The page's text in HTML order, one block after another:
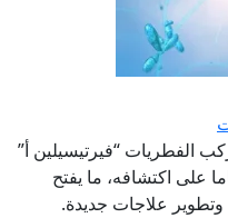
الفطريات “فيرتيسيلين أ”
مرة، بعد أكثر من 50 عاما على اكتشافه، ما يفتح
علاجات جديدة.